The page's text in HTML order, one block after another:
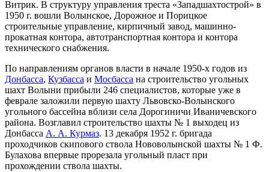
Витрик. В структуру управления треста «Западшахтострой» в
1950 г. вошли Волынское, Дорожное и Порицкое
строительные управление, кирпичный завод, машинно-
прокатная контора, автотранспортная контора и контора
технического снабжения.
По направлениям органов власти в начале 1950-х годов из
Донбасса, Кузбасса и Мосбасса на строительство угольных
шахт Волыни прибыли 246 специалистов, которые уже в
феврале заложили первую шахту Львовско-Волынского
угольного бассейна вблизи села Дорогиничи Иваничевского
района. Возглавил строительство шахты № 1 выходец из
Донбасса А. А. Курмаз. 13 декабря 1952 г. бригада
проходчиков скипового ствола Нововолынской шахты № 1 Ф.
Булахова впервые прорезала угольный пласт при
прохождении ствола шахты.